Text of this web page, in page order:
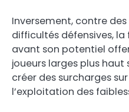
Inversement, contre
difficultés défensives,
avant son potentiel
joueurs larges plus haut
créer des surcharges
l’exploitation des